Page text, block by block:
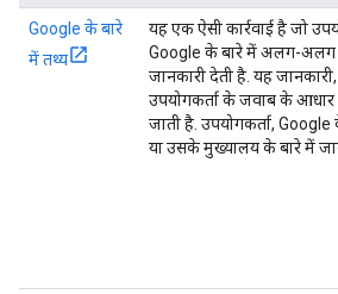
Google के बारे
में तथ्य
यह एक ऐसी कार्रवाई है जो
Google के बारे में अलग-अलग
जानकारी देती है. यह जानकारी,
उपयोगकर्ता के जवाब के आधार
जाती है. उपयोगकर्ता, Google
या उसके मुख्यालय के बारे में